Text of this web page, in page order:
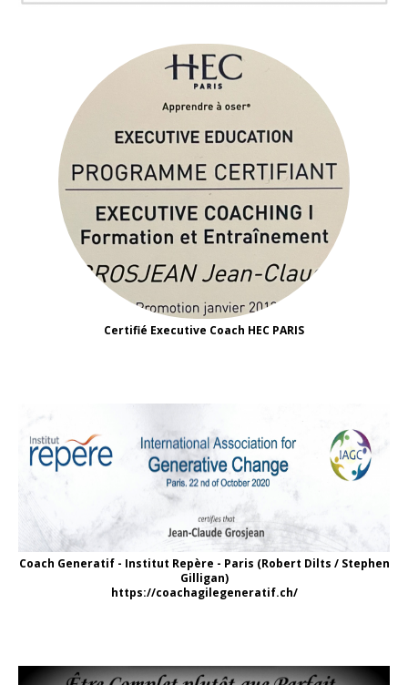
Certifié Executive Coach HEC PARIS
Coach Generatif - Institut Repère - Paris (Robert Dilts / Stephen
Gilligan)
https://coachagilegeneratif.ch/